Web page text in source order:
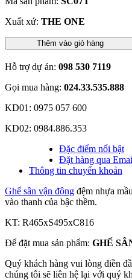
Xuất xứ: THE ONE
Thêm vào giỏ hàng
Hỗ trợ dự án: 098 530 7119
Gọi mua hàng: 024.33.535.888
KD01: 0975 057 600
KD02: 0984.886.353
Đặc điểm nổi bật
Đặt hàng qua
Thông tin chuyển khoản
Ghế sân vận động đệm nhựa
vào thanh của bậc thềm.
KT: R465xS495xC816
Để đặt mua sản phẩm: GHẾ
Quý khách hàng vui lòng điền
chúng tôi sẽ liên hệ lại với quý